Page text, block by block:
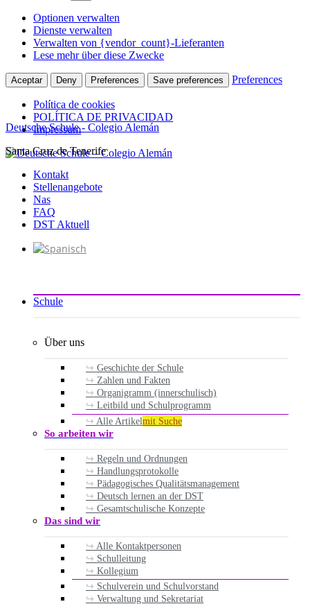
Optionen verwalten
Dienste verwalten
Verwalten von {vendor_count}-Lieferanten
Lese mehr über diese Zwecke
Aceptar Deny Preferences Save preferences Preferences
Política de cookies
POLÍTICA DE PRIVACIDAD
Impressum
Zum
springen
Deutsche Schule - Colegio Alemán
Santa Cruz de Tenerife
Kontakt
Stellenangebote
Nas
FAQ
DST Aktuell
Schule
Über uns
Geschichte der Schule
Zahlen und Fakten
Organigramm (innerschulisch)
Leitbild und Schulprogramm
Alle Artikelmit Suche
So arbeiten wir
Regeln und Ordnungen
Handlungsprotokolle
Pädagogisches Qualitätsmanagement
Deutsch lernen an der DST
Gesamtschulische Konzepte
Das sind wir
Alle Kontaktpersonen
Schulleitung
Kollegium
Schulverein und Schulvorstand
Verwaltung und Sekretariat